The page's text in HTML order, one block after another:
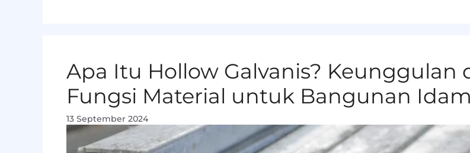
Apa Itu Hollow Galvanis? Keunggulan
Fungsi Material untuk Bangunan
13 September 2024